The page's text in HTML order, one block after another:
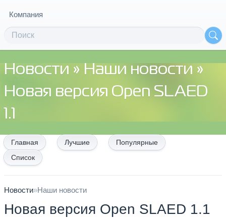
Компания
Новости » Наши новости »
Новая версия Open SLAED
1.1
Главная Лучшие
Популярные
Список
Новости»Наши новости
Новая версия Open SLAED 1.1